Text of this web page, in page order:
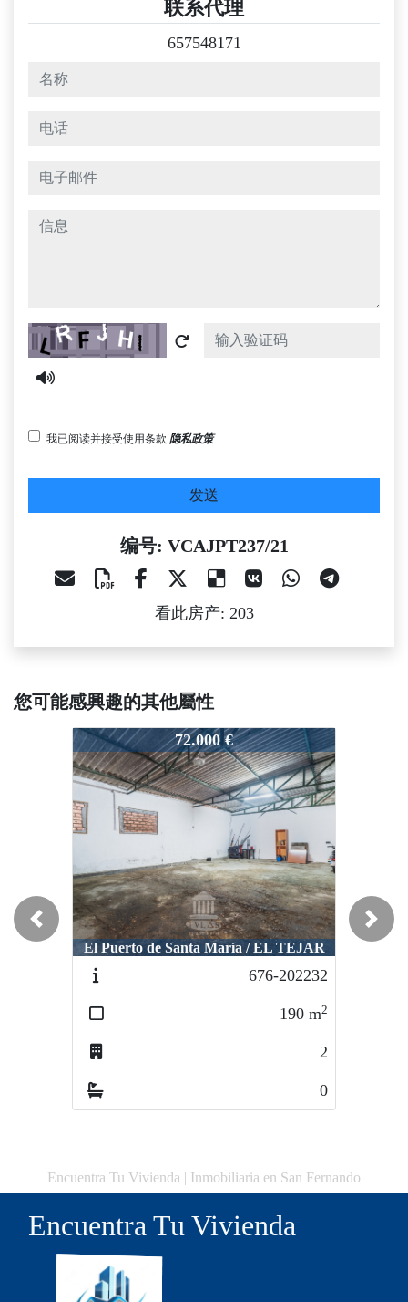
联系代理
657548171
名称
电话
电子邮件
信息
Captcha
我已阅读并接受使用条款 隐私政策
发送
编号: VCAJPT237/21
看此房产: 203
您可能感興趣的其他屬性
VCAJPT237/2172.000 €
El Puerto de Santa María / EL TEJAR
676-202232
190m2
VCAJPT237/2179.000 €
Cádiz / Plaza Asdrubal
Previous Next
Encuentra Tu Vivienda | Inmobiliaria en San Fernando
Encuentra Tu Vivienda